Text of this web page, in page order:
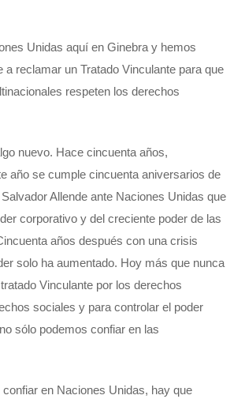
Unidas aquí en Ginebra y hemos
a reclamar un Tratado Vinculante para que
respeten los derechos
nuevo. Hace cincuenta años,
año se cumple cincuenta aniversarios de
Allende ante Naciones Unidas que
corporativo y del creciente poder de las
años después con una crisis
solo ha aumentado. Hoy más que nunca
Vinculante por los derechos
sociales y para controlar el poder
sólo podemos confiar en las
en Naciones Unidas, hay que